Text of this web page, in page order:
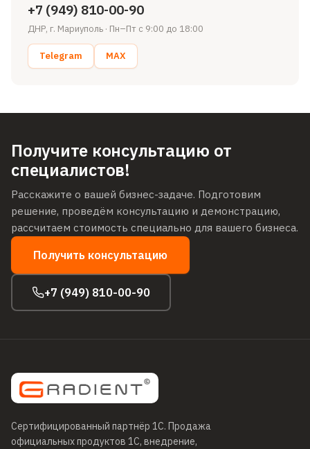
+7 (949) 810-00-90
ДНР, г. Мариуполь · Пн–Пт с 9:00 до 18:00
Telegram MAX
Получите консультацию от
специалистов!
Расскажите о вашей бизнес-задаче. Подготовим
решение, проведём консультацию и демонстрацию,
рассчитаем стоимость специально для вашего бизнеса.
Получить консультацию
+7 (949) 810-00-90
Сертифицированный партнёр 1С. Продажа
официальных продуктов 1С, внедрение,